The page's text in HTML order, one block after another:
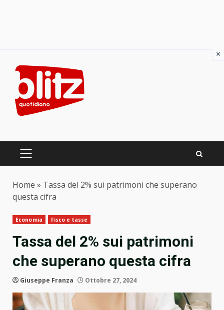
content
PRIMARY
Home » Tassa del 2% sui patrimoni che superano
questa cifra
Economia Fisco e tasse
Tassa del 2% sui patrimoni
che superano questa cifra
Giuseppe Franza Ottobre 27, 2024
×